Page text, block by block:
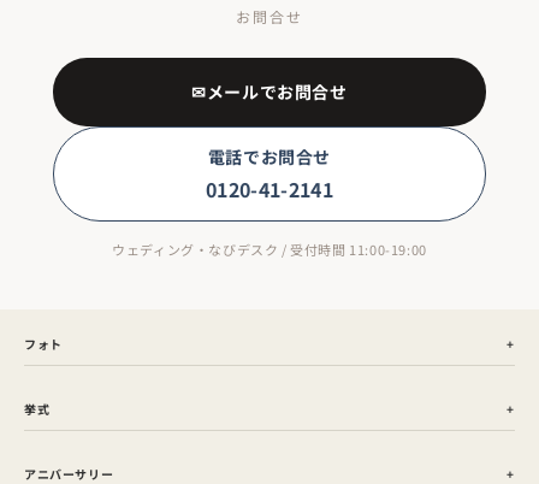
お問合せ
✉メールでお問合せ
電話でお問合せ
0120-41-2141
ウェディング・なびデスク / 受付時間 11:00-19:00
フォト
挙式
アニバーサリー